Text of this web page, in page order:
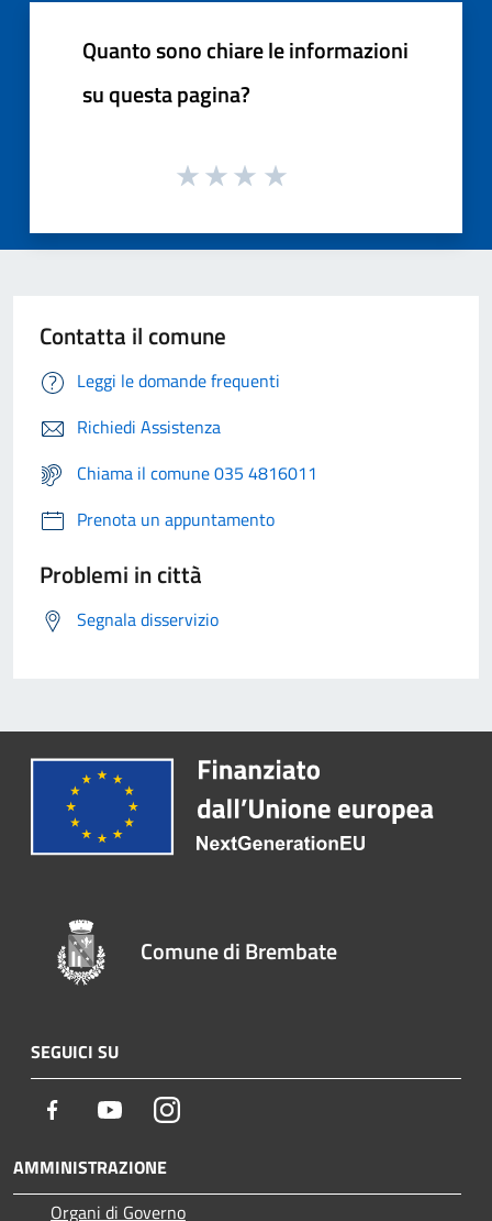
Quanto sono chiare le informazioni
su questa pagina?
Contatta il comune
Leggi le domande frequenti
Richiedi Assistenza
Chiama il comune 035 4816011
Prenota un appuntamento
Problemi in città
Segnala disservizio
Comune di Brembate
SEGUICI SU
Facebook YoutubeInstagram
AMMINISTRAZIONE
Organi di Governo